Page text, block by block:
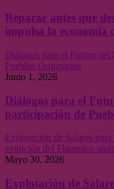
Reparar antes que
impulsa la economía
Diálogos para el Futuro del
Pueblos Originarios
Junio 1, 2026
Diálogos para el
participación de
Explotación de Salares
extinción del Flamenco
Mayo 30, 2026
Explotación de